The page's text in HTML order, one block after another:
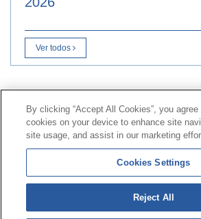
Ver todos
Línea Universal 900 203 203|Zona
Prestaciones Especiales
|Zona
Sanitario
© Mutua Universal 2026 | Mapa del
Política de Protección de Datos
By clicking “Accept All Cookies”, you
cookies on your device to enhance site
site usage, and assist in our marketing
Cookies Settings
Reject All